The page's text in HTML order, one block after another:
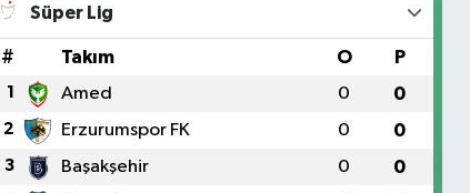
Süper Lig
# Takım O P
1 Amed 0 0
2 Erzurumspor FK 0 0
3 Başakşehir 0 0